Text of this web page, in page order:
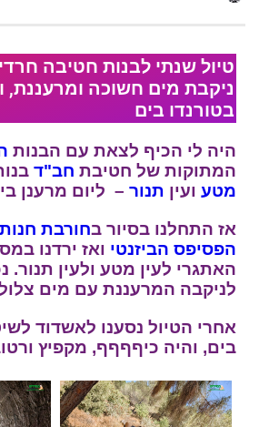
טיול שנתי לבנות חטיבה
ניקבת מים חשוכה ומרעננת,
בטורנדו בים
היה לי הכיף לצאת עם הבנות
המתוקות של חטיבת חב"ד
מטע ועין תנור – ליום מרענן ביוני
אז התחלנו בסיור בחורבת חנות
הפסיפס הביזנטי ואז ירדנו
האתגרי לעין מטע ולעין תנור.
לניקבה המרעננת עם מים
אחרי הטיול נסענו לאשדוד
בים, והיה כיףףףף, מקפיץ